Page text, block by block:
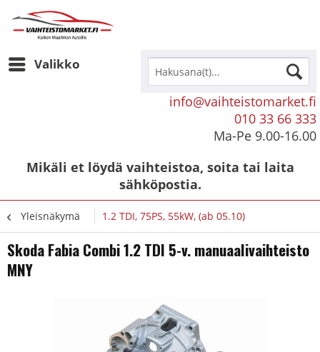
Valikko
info@vaihteistomarket.fi
010 33 66 333
Ma-Pe 9.00-16.00
Mikäli et löydä vaihteistoa, soita tai laita
sähköpostia.
Yleisnäkymä 1.2 TDI, 75PS, 55kW, (ab 05.10)
Skoda Fabia Combi 1.2 TDI 5-v. manuaalivaihteisto
MNY